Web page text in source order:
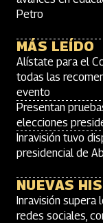
Petro
MÁS LEÍDO
Alístate para el
todas las
evento
Presentan
elecciones
Inravisión tuvo
presidencial de
NUEVAS
Inravisión supera
redes sociales,